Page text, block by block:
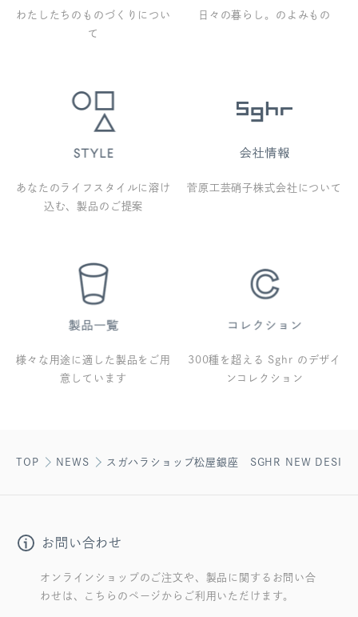
わたしたちのものづくりについ
て
日々の暮らし。のよみもの
あなたのライフスタイルに溶け
込む、製品のご提案
菅原工芸硝子株式会社について
様々な用途に適した製品をご用
意しています
300種を超える Sghr のデザイ
ンコレクション
TOP NEWS スガハラショップ松屋銀座 SGHR NEW
お問い合わせ
オンラインショップのご注文や、製品に関するお問い合
わせは、こちらのページからご利用いただけます。